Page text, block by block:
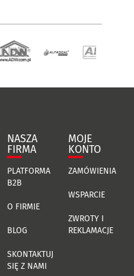
NASZA
FIRMA
PLATFORMA
B2B
O FIRMIE
BLOG
SKONTAKTUJ
SIĘ Z NAMI
MOJE
KONTO
ZAMÓWIENIA
WSPARCIE
ZWROTY I
REKLAMACJE